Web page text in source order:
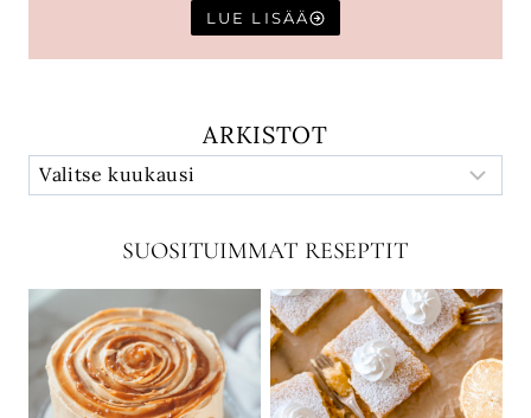
LUE LISÄÄ
ARKISTOT
SUOSITUIMMAT RESEPTIT